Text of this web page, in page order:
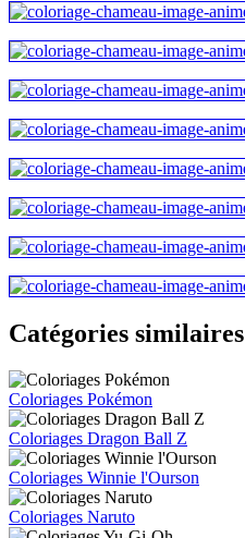
Catégories similaires
Coloriages Pokémon
Coloriages Dragon Ball Z
Coloriages Winnie l'Ourson
Coloriages Naruto